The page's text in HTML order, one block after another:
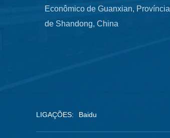
Econômico de Guanxian, Província
de Shandong, China
LIGAÇÕES: Baidu